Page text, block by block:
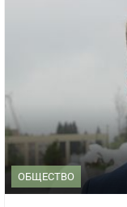
ОБЩЕСТВО